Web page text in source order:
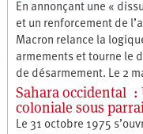
En annonçant une «
et un renforcement de
Macron relance la
armements et tourne le
de désarmement. Le 2
Sahara occidental :
coloniale sous
Le 31 octobre 1975